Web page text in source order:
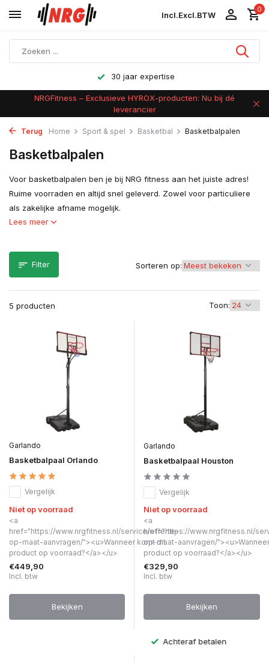
Incl.Excl.BTW
0
Achteraf betalen
NRGFitness – Exclusieve HYROX-producten: Nu bij dé
leverancier
Terug Home Sport & spel Basketbal Basketbalpalen
Basketbalpalen
Voor basketbalpalen ben je bij NRG fitness aan het juiste adres!
Ruime voorraden en altijd snel geleverd. Zowel voor particuliere
als zakelijke afname mogelijk.
Lees meer
Filter
5 producten Toon:
Sorteren op:
Garlando
Basketbalpaal Orlando
Vergelijk
Niet op voorraad
<a
href="https://www.nrgfitness.nl/service/offerte-
op-maat-aanvragen/"><u>Wanneer komt dit
product op voorraad?</a></u>
€449,90
Incl. btw
Bekijken
Garlando
Basketbalpaal Houston
Vergelijk
Niet op voorraad
<a
href="https://www.nrgfitness.nl/
op-maat-aanvragen/
product op voorraad?</a></u>
€329,90
Incl. btw
Bekijken
Achteraf betalen